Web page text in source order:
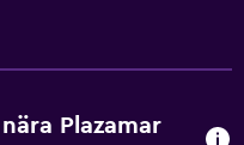
Plazamar